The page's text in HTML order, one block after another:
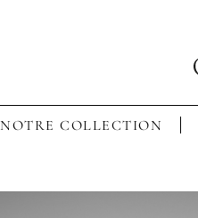
NOTRE COLLECTION